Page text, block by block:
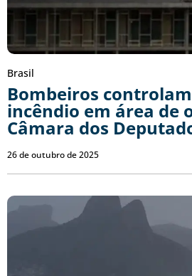
Brasil
Bombeiros
incêndio em área de
Câmara dos
26 de outubro de 2025